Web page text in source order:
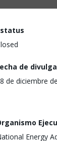
de
de diciembre
Energy